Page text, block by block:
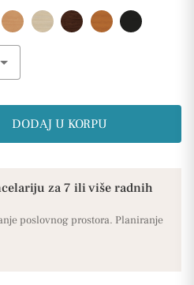
DODAJ U KORPU
za 7 ili više radnih
poslovnog prostora. Planiranje